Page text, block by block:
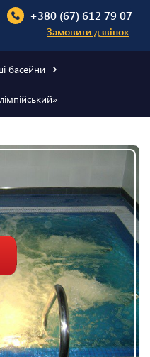
+380 (67) 612 79 07
Замовити дзвінок
басейни